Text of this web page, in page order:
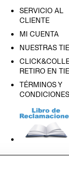
SERVICIO AL
CLIENTE
MI CUENTA
NUESTRAS
RETIRO EN
TÉRMINOS Y
CONDICIONES